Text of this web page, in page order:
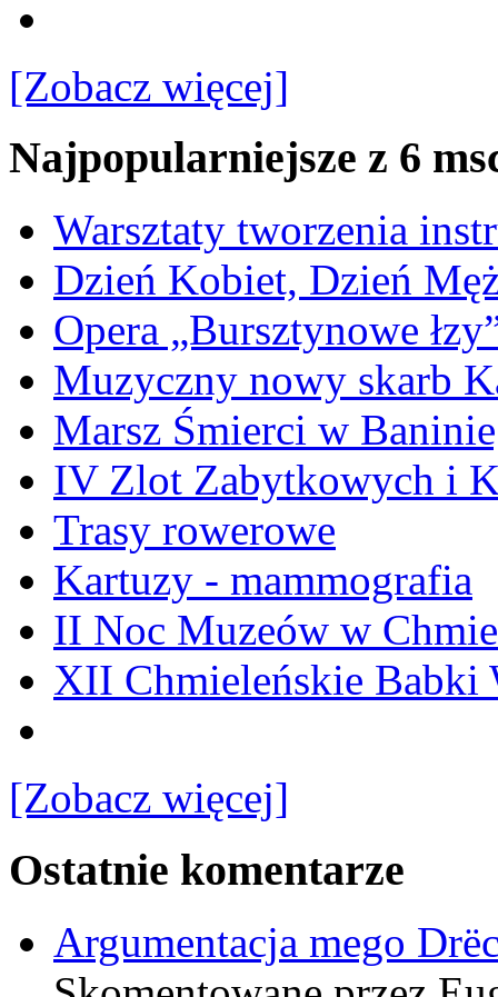
[Zobacz więcej]
Najpopularniejsze z 6
Warsztaty tworzenia
Dzień Kobiet, Dzień
Opera „Bursztynowe
Muzyczny nowy skarb
Marsz Śmierci w
IV Zlot Zabytkowych i
Trasy rowerowe
Kartuzy - mammografia
II Noc Muzeów w
XII Chmieleńskie Babki
[Zobacz więcej]
Ostatnie komentarze
Argumentacja mego